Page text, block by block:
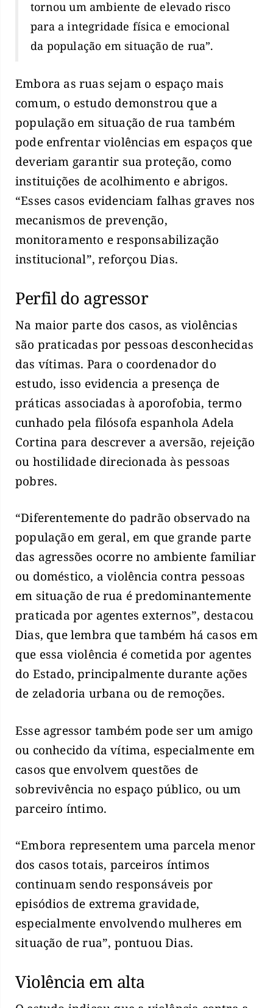
tornou um ambiente de elevado risco
para a integridade física e emocional
da população em situação de rua”.
Embora as ruas sejam o espaço mais
comum, o estudo demonstrou que a
população em situação de rua também
pode enfrentar violências em espaços que
deveriam garantir sua proteção, como
instituições de acolhimento e abrigos.
“Esses casos evidenciam falhas graves nos
mecanismos de prevenção,
monitoramento e responsabilização
institucional”, reforçou Dias.
Perfil do agressor
Na maior parte dos casos, as violências
são praticadas por pessoas desconhecidas
das vítimas. Para o coordenador do
estudo, isso evidencia a presença de
práticas associadas à aporofobia, termo
cunhado pela filósofa espanhola Adela
Cortina para descrever a aversão, rejeição
ou hostilidade direcionada às pessoas
pobres.
“Diferentemente do padrão observado na
população em geral, em que grande parte
das agressões ocorre no ambiente familiar
ou doméstico, a violência contra pessoas
em situação de rua é predominantemente
praticada por agentes externos”, destacou
Dias, que lembra que também há casos em
que essa violência é cometida por agentes
do Estado, principalmente durante ações
de zeladoria urbana ou de remoções.
Esse agressor também pode ser um amigo
ou conhecido da vítima, especialmente em
casos que envolvem questões de
sobrevivência no espaço público, ou um
parceiro íntimo.
“Embora representem uma parcela menor
dos casos totais, parceiros íntimos
continuam sendo responsáveis por
episódios de extrema gravidade,
especialmente envolvendo mulheres em
situação de rua”, pontuou Dias.
Violência em alta